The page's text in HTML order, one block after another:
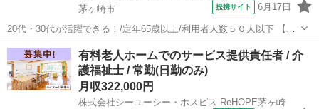
茅ヶ崎市
提携サイト 6月17日
20代・30代が活躍できる！/定年65歳以上/利用者人数５０人以下 【施
設名】 社会福祉法人翔の会 障害者入所支援施設入道雲 【勤務地】 神
奈川県 茅ヶ崎市 【アクセス】 香川(神奈川)駅/寒川駅/六会日大前駅
【雇...
神奈川 茅ヶ崎市 介護士
有料老人ホームでのサービス提供責任者 / 介
護福祉士 / 常勤(日勤のみ)
月収322,000円
株式会社シーユーシー・ホスピス ReHOPE茅ヶ崎